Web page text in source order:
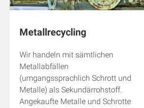
Metallrecycling
Wir handeln mit sämtlichen
Metallabfällen
(umgangssprachlich Schrott und
Metalle) als Sekundärrohstoff.
Angekaufte Metalle und Schrotte